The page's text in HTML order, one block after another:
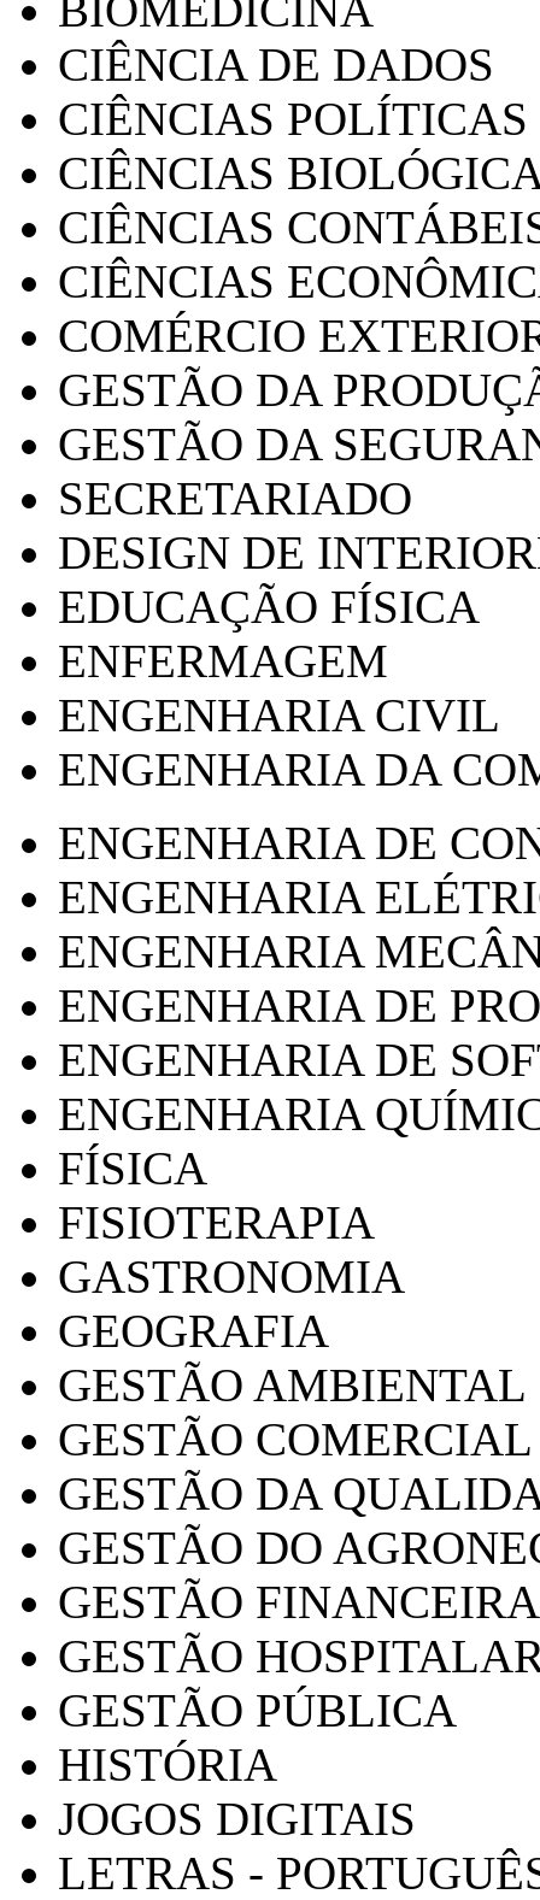
CIÊNCIA DE DADOS
CIÊNCIAS POLÍTICAS
CIÊNCIAS
CIÊNCIAS
CIÊNCIAS
COMÉRCIO
GESTÃO DA
GESTÃO DA
SECRETARIADO
DESIGN DE
EDUCAÇÃO FÍSICA
ENFERMAGEM
ENGENHARIA CIVIL
ENGENHARIA DA
ENGENHARIA DE
ENGENHARIA
ENGENHARIA
ENGENHARIA DE
ENGENHARIA DE
ENGENHARIA
FÍSICA
FISIOTERAPIA
GASTRONOMIA
GEOGRAFIA
GESTÃO AMBIENTAL
GESTÃO COMERCIAL
GESTÃO DA
GESTÃO DO
GESTÃO FINANCEIRA
GESTÃO
GESTÃO PÚBLICA
HISTÓRIA
JOGOS DIGITAIS
LETRAS -